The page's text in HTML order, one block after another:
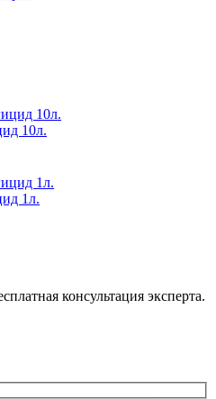
10л.
1л.
консультация эксперта.